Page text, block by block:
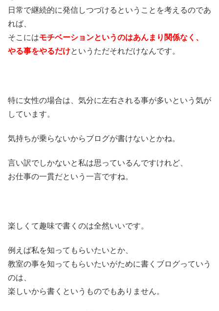
日常で継続的に発信しつづけるということを考えるのであ
れば、
そこにはモチベーションというのはあんまり関係なく、
やる事をやるだけというただそれだけなんです。
特に女性の場合は、気分に左右される事が多いという気が
しています。
気持ちが乗らないからブログが書けないとかね。
言い訳でしかないと私は思っているんですけれど、
お仕事の一貫だという一言ですね。
楽しくて趣味で書くのは全然いいです。
例えば私を知ってもらいたいとか、
教室の事を知ってもらいたいがために書くブログっていう
のは、
楽しいから書くというものでもありません。